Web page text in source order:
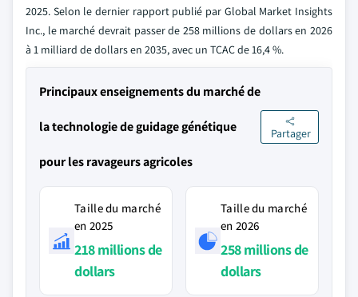
2025. Selon le dernier rapport publié par Global Market Insights
Inc., le marché devrait passer de 258 millions de dollars en 2026
à 1 milliard de dollars en 2035, avec un TCAC de 16,4 %.
Principaux enseignements du marché de
la technologie de guidage génétique
pour les ravageurs agricoles
Partager
Taille du marché
en 2025
218 millions de
dollars
Taille du marché
en 2026
258 millions de
dollars